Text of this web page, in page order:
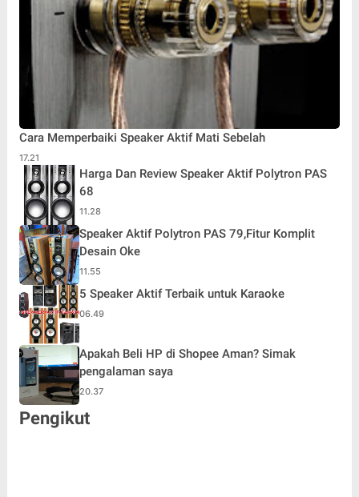
Cara Memperbaiki Speaker Aktif Mati Sebelah
17.21
Harga Dan Review Speaker Aktif Polytron PAS
68
11.28
Speaker Aktif Polytron PAS 79,Fitur Komplit
Desain Oke
11.55
5 Speaker Aktif Terbaik untuk Karaoke
06.49
Apakah Beli HP di Shopee Aman? Simak
pengalaman saya
20.37
Pengikut